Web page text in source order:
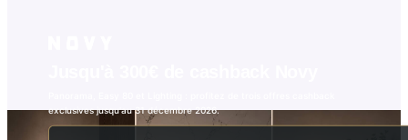
exclusives jusqu'au 31 décembre 2026.